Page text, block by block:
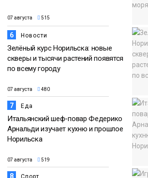
07 августа 515
6 Новости
Зелёный курс Норильска: новые
скверы и тысячи растений появятся
по всему городу
07 августа 480
7 Еда
Итальянский шеф-повар Федерико
Арнальди изучает кухню и прошлое
Норильска
07 августа 519
8